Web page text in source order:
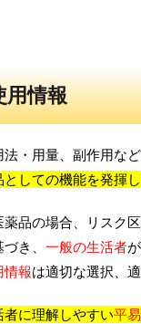
情報
・用量、副作用な
しての機能を発揮
品の場合、リスク
き、 一般の生活者
情報は適切な選択、
に理解しやすい平